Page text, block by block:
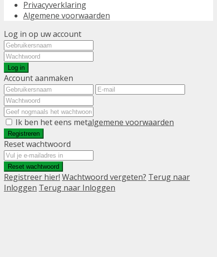
Privacyverklaring
Algemene voorwaarden
Log in op uw account
Log in
Account aanmaken
Ik ben het eens metalgemene voorwaarden
Registreren
Reset wachtwoord
Reset wachtwoord
Registreer hier! Wachtwoord vergeten? Terug naar
Inloggen Terug naar Inloggen